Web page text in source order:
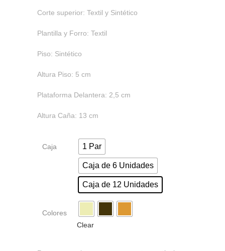
Corte superior: Textil y Sintético
Plantilla y Forro: Textil
Piso: Sintético
Altura Piso: 5 cm
Plataforma Delantera: 2,5 cm
Altura Caña: 13 cm
Caja 1 Par
Caja de 6 Unidades
Caja de 12 Unidades
Colores
Clear